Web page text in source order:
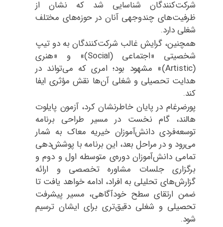
شرکت‌کنندگان شناسایی شد که نشان از
ظرفیت‌های چندوجهی آنان در حوزه‌های مختلف
شغلی دارد.
همچنین، گرایش غالب شرکت‌کنندگان به دو تیپ
شخصیتی «اجتماعی (Social)» و «هنری
(Artistic)» مشهود بود؛ امری که می‌تواند در
هدایت تحصیلی و شغلی آن‌ها نقش مؤثری ایفا
کند.
پورضرغام در پایان خاطرنشان کرد، آزمون پایلوت
هالند، گام نخست در مسیر طراحی برنامه
توسعه‌فردی دانش‌آموزان خیریه معاک به شمار
می‌رود و در مراحل بعد، این برنامه با پوشش‌دهی
تمامی دانش‌آموزان دوره‌ی متوسطه اول و دوم و
برگزاری جلسات مشاوره تخصصی و ارائه
گزارش‌های تحلیلی به افراد، ادامه خواهد یافت تا
ضمن ارتقای سطح خودآگاهی، مسیر پیشرفت
تحصیلی و شغلی دقیق‌تری برای ایشان ترسیم
شود.